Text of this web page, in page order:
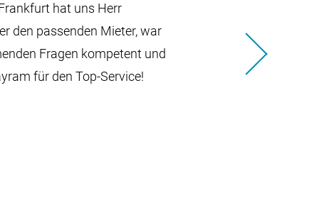
hat uns Herr
den passenden Mieter, war
Fragen kompetent und
für den Top-Service!
Weiter